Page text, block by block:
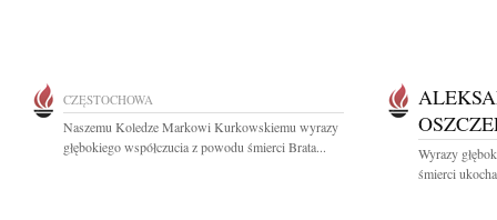
CZĘSTOCHOWA
Naszemu Koledze Markowi Kurkowskiemu wyrazy
głębokiego współczucia z powodu śmierci Brata...
Wyrazy
śmierci